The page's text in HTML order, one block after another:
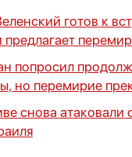
готов к
попросил
но перемирие
снова атаковали